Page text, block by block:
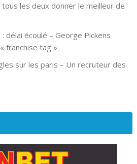
les deux donner le meilleur de
délai écoulé – George Pickens
franchise tag »
sur les paris – Un recruteur des